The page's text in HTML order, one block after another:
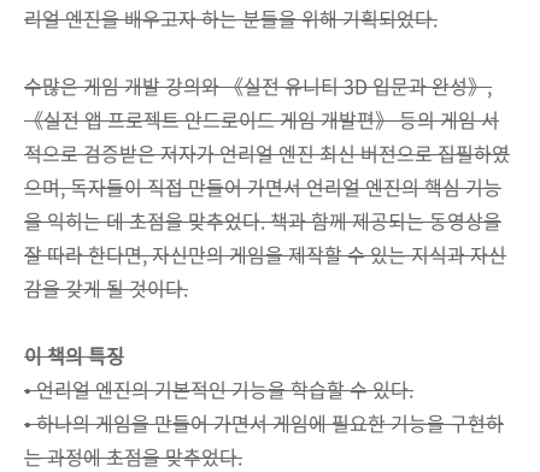
리얼 엔진을 배우고자 하는 분들을 위해 기획되었다.
수많은 게임 개발 강의와 《실전 유니티 3D 입문과 완성》,
《실전 앱 프로젝트 안드로이드 게임 개발편》 등의 게임 서
적으로 검증받은 저자가 언리얼 엔진 최신 버전으로 집필하였
으며, 독자들이 직접 만들어 가면서 언리얼 엔진의 핵심 기능
을 익히는 데 초점을 맞추었다. 책과 함께 제공되는 동영상을
잘 따라 한다면, 자신만의 게임을 제작할 수 있는 지식과 자신
감을 갖게 될 것이다.
이 책의 특징
• 언리얼 엔진의 기본적인 기능을 학습할 수 있다.
• 하나의 게임을 만들어 가면서 게임에 필요한 기능을 구현하
는 과정에 초점을 맞추었다.